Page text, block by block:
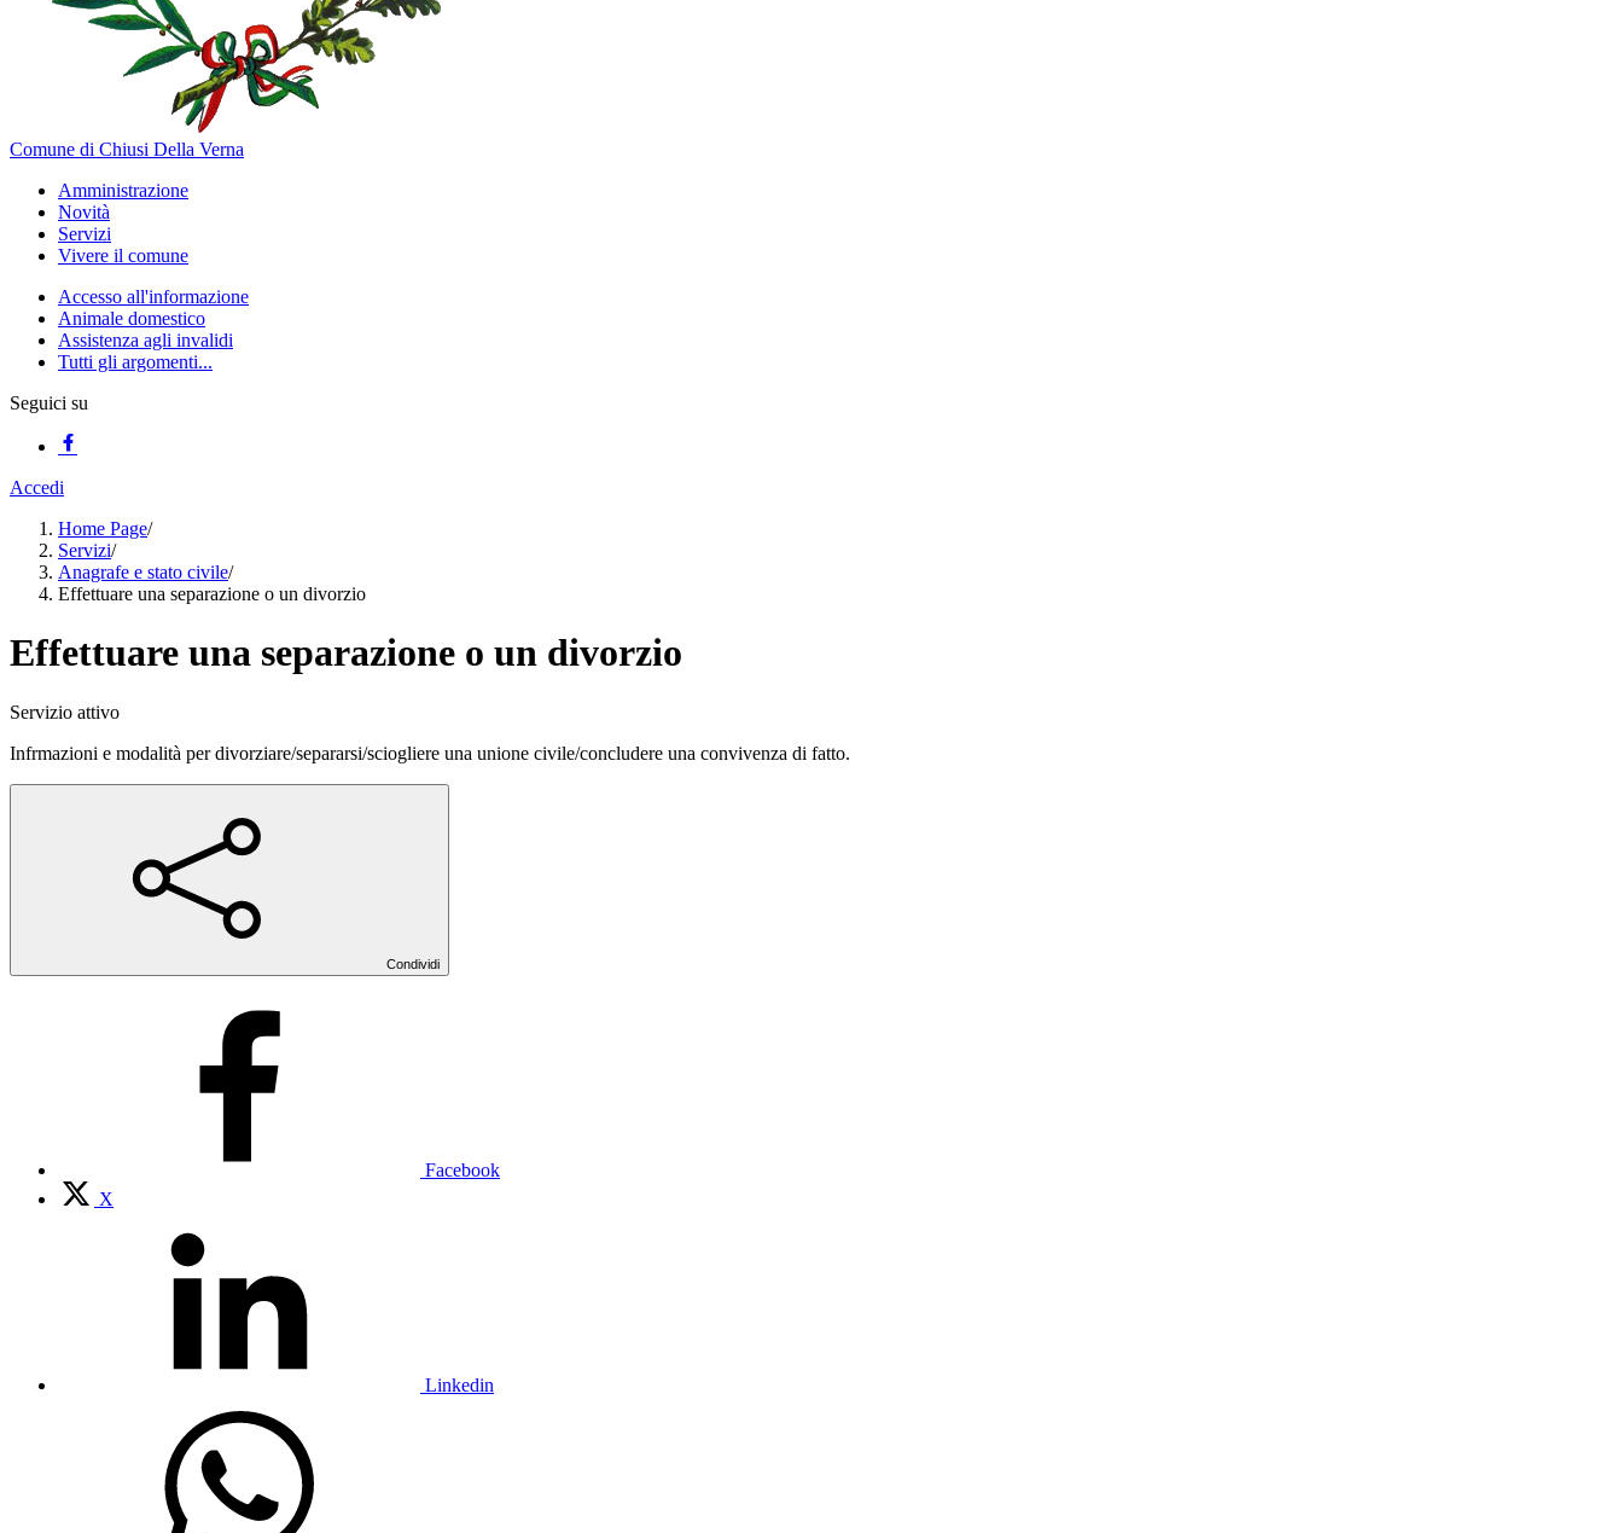
Comune di Chiusi Della Verna
Amministrazione
Novità
Servizi
Vivere il comune
Accesso all'informazione
Animale domestico
Assistenza agli invalidi
Tutti gli argomenti...
Seguici su
Accedi
Home Page/
Servizi/
Anagrafe e stato civile/
Effettuare una separazione o un divorzio
Effettuare una separazione o un divorzio
Servizio attivo
Infrmazioni e modalità per divorziare/separarsi/sciogliere una unione civile/concludere una convivenza di fatto.
Condividi
Facebook
X
Linkedin